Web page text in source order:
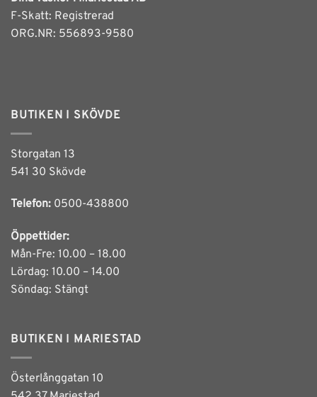
F-Skatt: Registrerad
ORG.NR: 556893-9580
BUTIKEN I SKÖVDE
Storgatan 13
541 30 Skövde
Telefon: 0500-438800
Öppettider:
Mån-Fre: 10.00 – 18.00
Lördag: 10.00 – 14.00
Söndag: Stängt
BUTIKEN I MARIESTAD
Österlånggatan 10